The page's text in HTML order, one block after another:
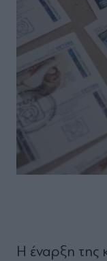
Η έναρξη της